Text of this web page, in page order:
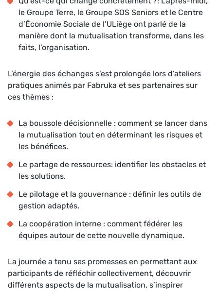
le Groupe Terre, le Groupe SOS Seniors et le Centre
d’Économie Sociale de l’ULiège ont parlé de la
manière dont la mutualisation transforme, dans les
faits, l’organisation.
L’énergie des échanges s’est prolongée lors d’ateliers
pratiques animés par Fabruka et ses partenaires sur
ces thèmes :
La boussole décisionnelle : comment se lancer dans
la mutualisation tout en déterminant les risques et
les bénéfices.
Le partage de ressources: identifier les obstacles et
les solutions.
Le pilotage et la gouvernance : définir les outils de
gestion adaptés.
La coopération interne : comment fédérer les
équipes autour de cette nouvelle dynamique.
La journée a tenu ses promesses en permettant aux
participants de réfléchir collectivement, découvrir
différents aspects de la mutualisation, s’inspirer